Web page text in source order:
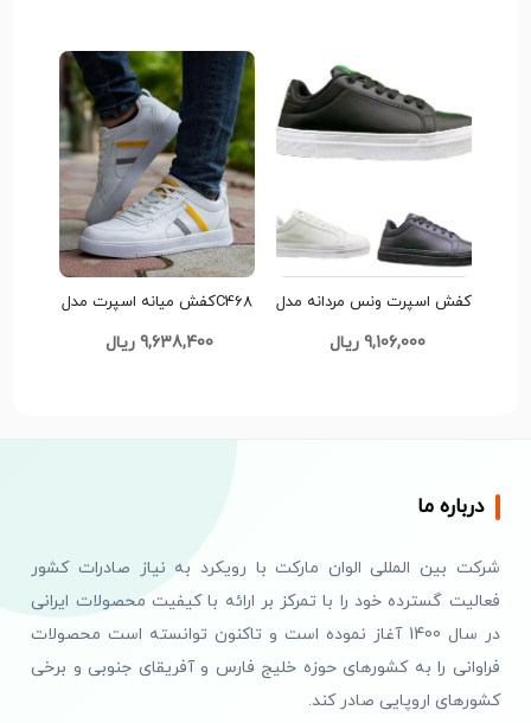
کفش اسپرت ونس مردانه مدل
9,106,000 ریال
C468کفش میانه اسپرت مدل
9,638,400 ریال
درباره ما
شرکت بین المللی الوان مارکت با رویکرد به نیاز صادرات کشور
فعالیت گسترده خود را با تمرکز بر ارائه با کیفیت محصولات ایرانی
در سال 1400 آغاز نموده است و تاکنون توانسته است محصولات
فراوانی را به کشورهای حوزه خلیج فارس و آفریقای جنوبی و برخی
کشورهای اروپایی صادر کند.